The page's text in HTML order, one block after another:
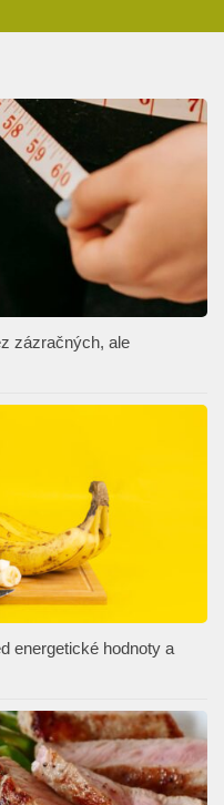
zázračných, ale
energetické hodnoty a